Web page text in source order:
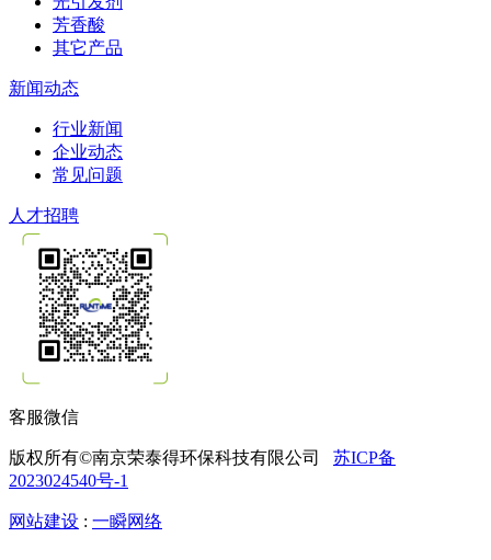
芳香酸
其它产品
新闻动态
行业新闻
企业动态
常见问题
人才招聘
客服微信
版权所有©南京荣泰得环保科技有限公司 苏ICP备
2023024540号-1
网站建设 : 一瞬网络